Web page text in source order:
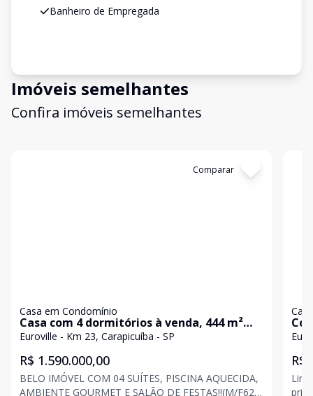
Banheiro de Empregada
Imóveis semelhantes
Confira imóveis semelhantes
Comparar
Casa em Condomínio
Casa com 4 dormitórios à venda, 444 m²
por R$ 1.590.000,00 - Granja Viana -
Euroville - Km 23, Carapicuíba - SP
R$ 1.590.000,00
BELO IMÓVEL COM 04 SUÍTES, PISCINA AQUECIDA,
AMBIENTE GOURMET E SALÃO DE FESTAS!!(M/F62)
R$